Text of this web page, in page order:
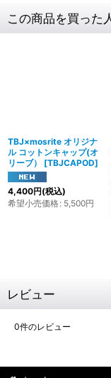
この商品を買った
TBJ×mosrite オリジナ
ル コットンキャップ(オ
リーブ）
[TBJCAPOD]
4,400円(税込)
希望小売価格: 5,500円
レビュー
0件のレビュー